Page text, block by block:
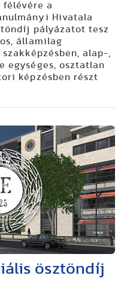
félévére a
Hivatala
pályázatot tesz
államilag
alap-,
egységes, osztatlan
képzésben részt
ösztöndíj